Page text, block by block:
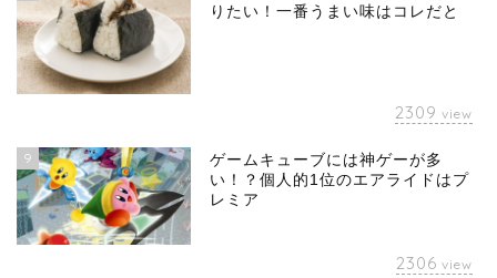
りたい！一番うまい味はコレだと
2309 view
9
ゲームキューブには神ゲーが多
い！？個人的1位のエアライドはプ
レミア
2306 view